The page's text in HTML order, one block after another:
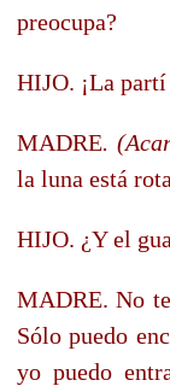
preocupa?
HIJO. ¡La
MADRE.
la luna está
HIJO. ¿Y el
MADRE. No
Sólo puedo
yo puedo